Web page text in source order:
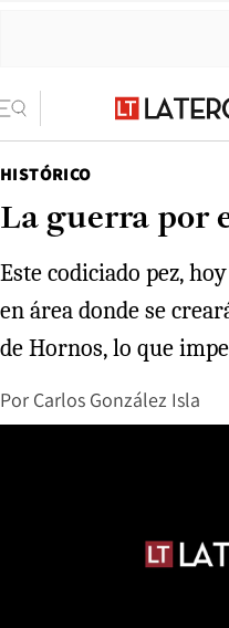
HISTÓRICO
La guerra por
Este codiciado pez,
en área donde se
de Hornos, lo que
Por Carlos González Isla